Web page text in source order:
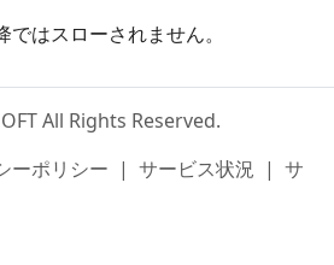
はスローされません。
All Rights Reserved.
ーポリシー | サービス状況 | サ